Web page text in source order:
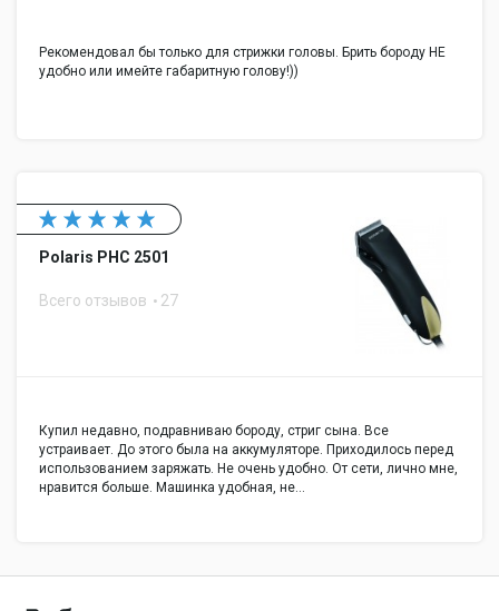
Рекомендовал бы только для стрижки головы. Брить бороду НЕ
удобно или имейте габаритную голову!))
Polaris PHC 2501
Всего отзывов 27
Купил недавно, подравниваю бороду, стриг сына. Все
устраивает. До этого была на аккумуляторе. Приходилось перед
использованием заряжать. Не очень удобно. От сети, лично мне,
нравится больше. Машинка удобная, не…